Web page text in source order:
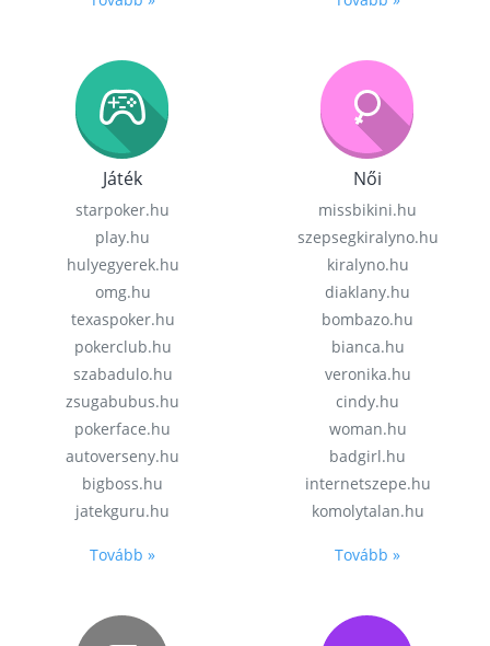
Játék
starpoker.hu
play.hu
hulyegyerek.hu
omg.hu
texaspoker.hu
pokerclub.hu
szabadulo.hu
zsugabubus.hu
pokerface.hu
autoverseny.hu
bigboss.hu
jatekguru.hu
Tovább »
Női
missbikini.hu
szepsegkiralyno.hu
kiralyno.hu
diaklany.hu
bombazo.hu
bianca.hu
veronika.hu
cindy.hu
woman.hu
badgirl.hu
internetszepe.hu
komolytalan.hu
Tovább »